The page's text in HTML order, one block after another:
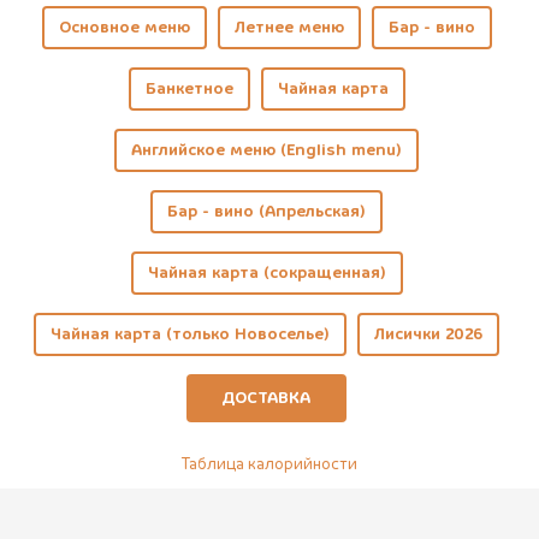
Основное меню Летнее меню Бар - вино
Банкетное Чайная карта
Английское меню (English menu)
Бар - вино (Апрельская)
Чайная карта (сокращенная)
Чайная карта (только Новоселье) Лисички 2026
ДОСТАВКА
Таблица калорийности